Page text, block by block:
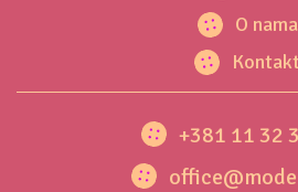
O nama
Kontakt
+381 11 32